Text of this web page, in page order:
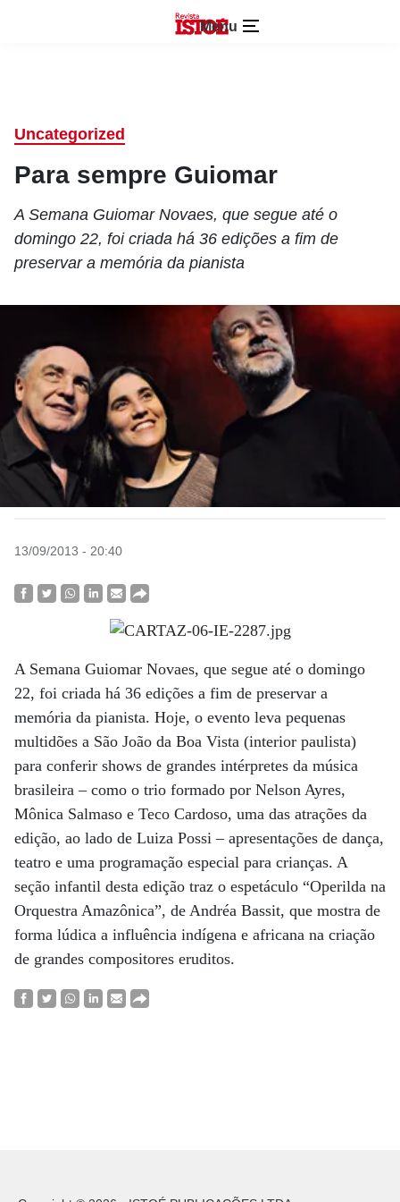
Menu
Uncategorized
Para sempre Guiomar
A Semana Guiomar Novaes, que segue até o
domingo 22, foi criada há 36 edições a fim de
preservar a memória da pianista
13/09/2013 - 20:40
A Semana Guiomar Novaes, que segue até o domingo
22, foi criada há 36 edições a fim de preservar a
memória da pianista. Hoje, o evento leva pequenas
multidões a São João da Boa Vista (interior paulista)
para conferir shows de grandes intérpretes da música
brasileira – como o trio formado por Nelson Ayres,
Mônica Salmaso e Teco Cardoso, uma das atrações da
edição, ao lado de Luiza Possi – apresentações de dança,
teatro e uma programação especial para crianças. A
seção infantil desta edição traz o espetáculo “Operilda na
Orquestra Amazônica”, de Andréa Bassit, que mostra de
forma lúdica a influência indígena e africana na criação
de grandes compositores eruditos.